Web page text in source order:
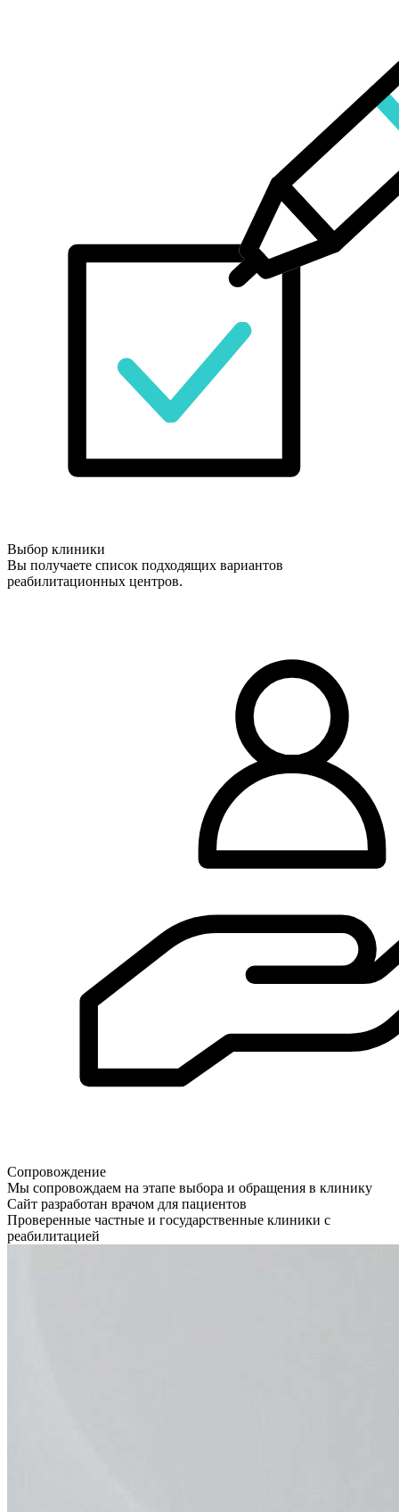
Выбор клиники
Вы получаете список подходящих вариантов
реабилитационных центров.
Сопровождение
Мы сопровождаем на этапе выбора и обращения в клинику
Сайт разработан врачом для пациентов
Проверенные частные и государственные клиники с
реабилитацией